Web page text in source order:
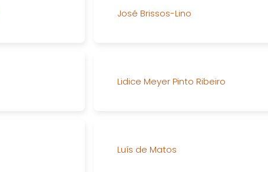
José Brissos-Lino
Lidice Meyer Pinto Ribeiro
Luís de Matos